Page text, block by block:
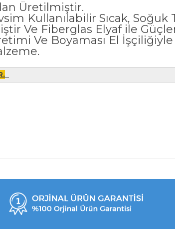
Üretilmiştir.
Kullanılabilir Sıcak, Soğuk
Ve Fiberglas Elyaf ile
Ve Boyaması El İşçiliğiyle